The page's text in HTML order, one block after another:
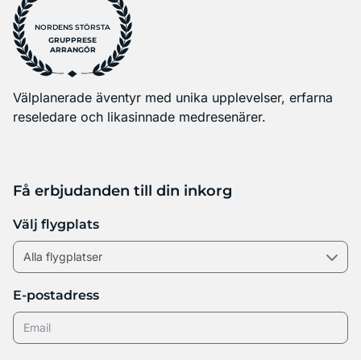
NORDENS STÖRSTA
GRUPPRESE
ARRANGÖR
Välplanerade äventyr med unika upplevelser, erfarna
reseledare och likasinnade medresenärer.
Få erbjudanden till din inkorg
Välj flygplats
E-postadress